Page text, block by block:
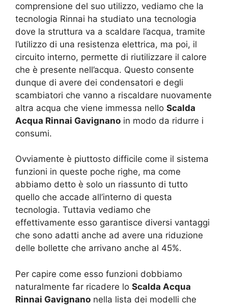
comprensione del suo utilizzo, vediamo che la
tecnologia Rinnai ha studiato una tecnologia
dove la struttura va a scaldare l’acqua, tramite
l’utilizzo di una resistenza elettrica, ma poi, il
circuito interno, permette di riutilizzare il calore
che è presente nell’acqua. Questo consente
dunque di avere dei condensatori e degli
scambiatori che vanno a riscaldare nuovamente
altra acqua che viene immessa nello Scalda
Acqua Rinnai Gavignano in modo da ridurre i
consumi.
Ovviamente è piuttosto difficile come il sistema
funzioni in queste poche righe, ma come
abbiamo detto è solo un riassunto di tutto
quello che accade all’interno di questa
tecnologia. Tuttavia vediamo che
effettivamente esso garantisce diversi vantaggi
che sono adatti anche ad avere una riduzione
delle bollette che arrivano anche al 45%.
Per capire come esso funzioni dobbiamo
naturalmente far ricadere lo Scalda Acqua
Rinnai Gavignano nella lista dei modelli che